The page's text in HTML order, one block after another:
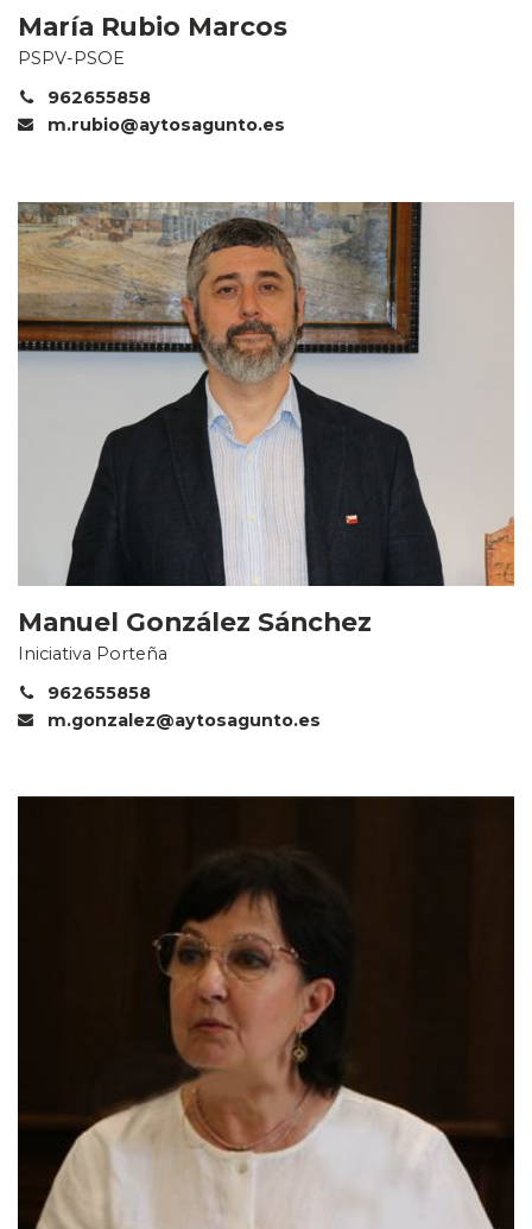
María Rubio Marcos
PSPV-PSOE
962655858
m.rubio@aytosagunto.es
Manuel González Sánchez
Iniciativa Porteña
962655858
m.gonzalez@aytosagunto.es